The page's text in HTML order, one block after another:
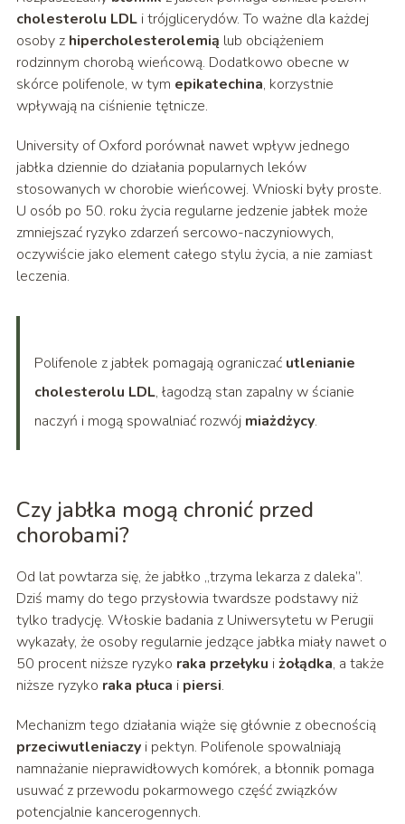
cholesterolu LDLi trójglicerydów. To ważne dla każdej
osoby z hipercholesterolemią lub obciążeniem
rodzinnym chorobą wieńcową. Dodatkowo obecne w
skórce polifenole, w tym epikatechina, korzystnie
wpływają na ciśnienie tętnicze.
University of Oxford porównał nawet wpływ jednego
jabłka dziennie do działania popularnych leków
stosowanych w chorobie wieńcowej. Wnioski były proste.
U osób po 50. roku życia regularne jedzenie jabłek może
zmniejszać ryzyko zdarzeń sercowo-naczyniowych,
oczywiście jako element całego stylu życia, a nie zamiast
leczenia.
Polifenole z jabłek pomagają ograniczać utlenianie
cholesterolu LDL, łagodzą stan zapalny w ścianie
naczyń i mogą spowalniać rozwój miażdżycy.
Czy jabłka mogą chronić przed
chorobami?
Od lat powtarza się, że jabłko „trzyma lekarza z daleka”.
Dziś mamy do tego przysłowia twardsze podstawy niż
tylko tradycję. Włoskie badania z Uniwersytetu w Perugii
wykazały, że osoby regularnie jedzące jabłka miały nawet o
50 procent niższe ryzyko raka przełyku iżołądka, a także
niższe ryzyko raka płuca i piersi.
Mechanizm tego działania wiąże się głównie z obecnością
przeciwutleniaczyi pektyn. Polifenole spowalniają
namnażanie nieprawidłowych komórek, a błonnik pomaga
usuwać z przewodu pokarmowego część związków
potencjalnie kancerogennych.